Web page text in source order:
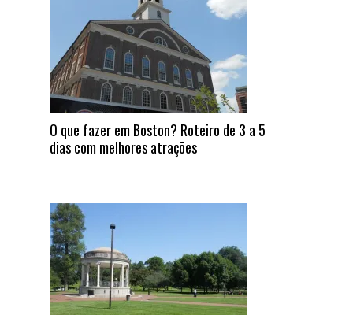
O que fazer em Boston? Roteiro de 3 a 5
dias com melhores atrações